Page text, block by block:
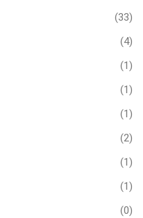
(33)
(4)
(1)
(1)
(1)
(2)
(1)
(1)
(0)